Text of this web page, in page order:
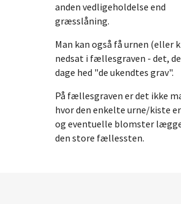
anden vedligeholdelse end
græsslåning.
Man kan også få urnen (eller
nedsat i fællesgraven - det,
dage hed "de ukendtes grav".
På fællesgraven er det ikke
hvor den enkelte urne/kiste
og eventuelle blomster
den store fællessten.